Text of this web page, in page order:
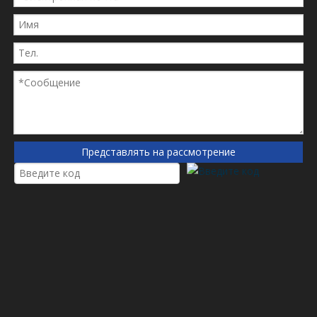
Это охватывает широко Для гидравлического
фильтра ， заменить фильтр ， воздушный
фильтр, масляный фильтр, топливный фильтр
для грузовики, Строительное оборудование,
оборудование электростанции, компрессор-
Да, пожалуйста, предложите ваши
необходимые спецификации и рисунок
4. Могу ли я получить вам продукты с нашим
Представлять на рассмотрение